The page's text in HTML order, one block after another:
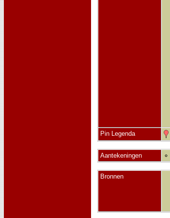
Pin Legenda
Aantekeningen
Bronnen